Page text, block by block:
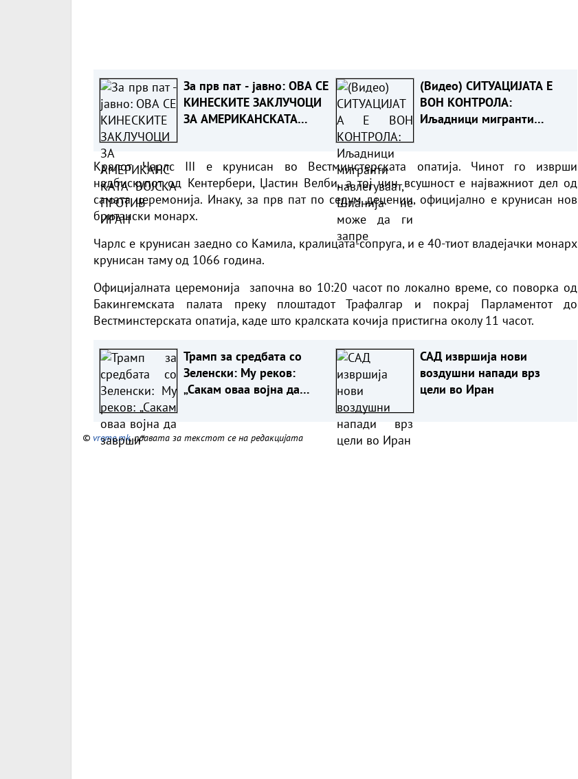
За прв пат - јавно: ОВА СЕ
КИНЕСКИТЕ ЗАКЛУЧОЦИ
ЗА АМЕРИКАНСКАТА
(Видео) СИТУАЦИЈАТА Е
ВОН КОНТРОЛА:
Иљадници мигранти
Кралот Чарлс III е крунисан во Вестминстерската опатија. Чинот го изврши
надбискупот од Кентербери, Џастин Велби, а тој чин всушност е најважниот дел од
самата церемонија. Инаку, за прв пат по седум децении, официјално е крунисан нов
британски монарх.
Чарлс е крунисан заедно со Камила, кралицата-сопруга, и е 40-тиот владејачки монарх
крунисан таму од 1066 година.
Официјалната церемонија започна во 10:20 часот по локално време, со поворка од
Бакингемската палата преку плоштадот Трафалгар и покрај Парламентот до
Вестминстерската опатија, каде што кралската кочија пристигна околу 11 часот.
Трамп за средбата со
Зеленски: Му реков:
„Сакам оваа војна да
САД извршија нови
воздушни напади врз
цели во Иран
© vreme.mk, правата за текстот се на редакцијата